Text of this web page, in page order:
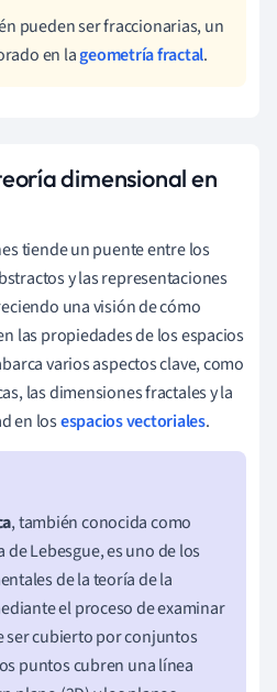
pueden ser fraccionarias, un
en lageometría fractal.
dimensional en
tiende un puente entre los
y las representaciones
una visión de cómo
las propiedades de los espacios
varios aspectos clave, como
las dimensiones fractales y la
en losespacios vectoriales.
, también conocida como
Lebesgue, es uno de los
de la teoría de la
el proceso de examinar
ser cubierto por conjuntos
puntos cubren una línea